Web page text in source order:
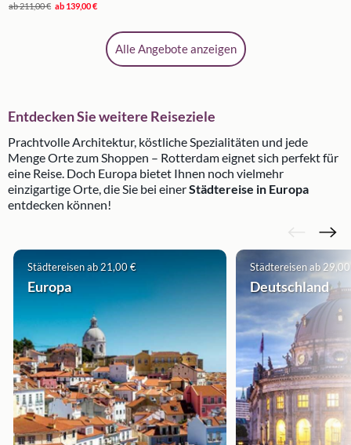
ab211,00 € ab 139,00 €
Alle Angebote anzeigen
Entdecken Sie weitere Reiseziele
Prachtvolle Architektur, köstliche Spezialitäten und jede
Menge Orte zum Shoppen – Rotterdam eignet sich perfekt für
eine Reise. Doch Europa bietet Ihnen noch vielmehr
einzigartige Orte, die Sie bei einerStädtereise in Europa
entdecken können!
Städtereisen ab 21,00 €
Europa
Städtereisen ab
Deutschland